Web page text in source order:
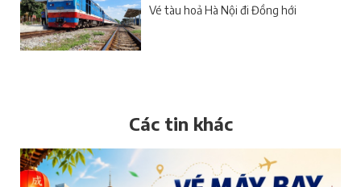
Vé tàu hoả Hà Nội đi Đồng hới
Các tin khác